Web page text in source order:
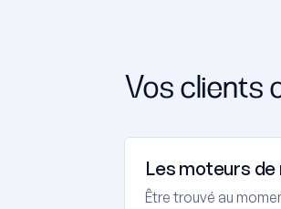
Vos clients
Les moteurs
Être trouvé au